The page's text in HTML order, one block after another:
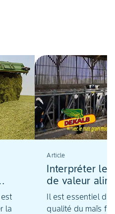
la
Article
Interpréter
de valeur
du maïs
Il est essentiel
qualité du maïs